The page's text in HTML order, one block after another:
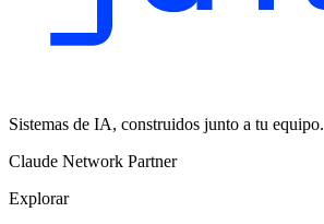
Sistemas de IA, construidos junto a tu equipo.
Claude Network Partner
Explorar